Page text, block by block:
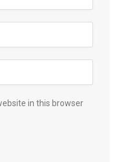
in this browser